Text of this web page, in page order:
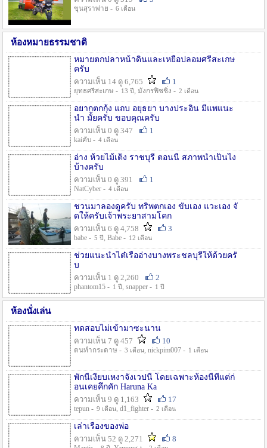
ขุนสุราพ่าย - 6 เดือน
ห้องหมายธรรมชาติ
หมายตกปลาหน้าดินและเหยื่อปลอมศรีสะเกษ
ครับ
ความเห็น 14 ดู 6,765
1
ยุทธศรีสะเกษ - 13 ปี , มังกรฟิชชิ่ง - 2 เดือน
อยากตกกุ้ง แถบ อยุธยา บางประอิน มีแพแนะ
นำ มั้ยครับ ขอบคุณครับ
ความเห็น 0 ดู 347
1
kaiคับ - 4 เดือน
อ่าง ห้วยไม้เต็ง ราชบุรี ตอนนี้ สภาพน้ำเป็นไง
บ้างครับ
ความเห็น 0 ดู 391
1
NatCyber - 4 เดือน
ชวนมาลองดูครับ ทริพตกเอง ขับเอง แวะเอง จั
ดให้ครับเจ้าพระยาสามโคก
ความเห็น 6 ดู 4,758
3
babe - 5 ปี , Babe - 12 เดือน
ช่วยแนะนำไต๋เรืออ่างบางพระชลบุรีให้ด้วยครั
บ
ความเห็น 1 ดู 2,260
2
phantom15 - 1 ปี , snapper - 1 ปี
ห้องนั่งเล่น
ทดสอบไม่เข้ามาซะนาน
ความเห็น 7 ดู 457
10
ตนทำกระดาษ - 3 เดือน, nickpim007 - 1 เดือน
พักนี้เงียบเหงาจังเวปนี้ โดยเฉพาะห้องนี้ที่แต่ก่
อนเคยคึกคัก Haruna Ka
ความเห็น 9 ดู 1,163
17
tepun - 9 เดือน, d1_fighter - 2 เดือน
เล่าเรื่องของพ่อ
ความเห็น 52 ดู 2,271
8